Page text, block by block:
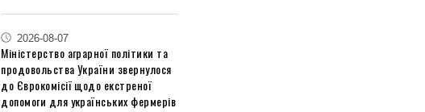
2026-08-07
Міністерство аграрної політики та
продовольства України звернулося
до Єврокомісії щодо екстреної
допомоги для українських фермерів